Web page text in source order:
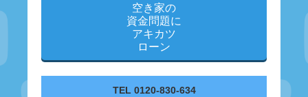
空き家の
資金問題に
アキカツ
ローン
TEL 0120-830-634